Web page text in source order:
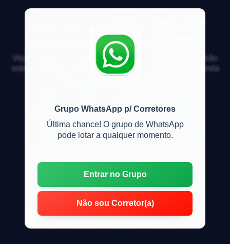
Grupo WhatsApp p/ Corretores
Última chance! O grupo de WhatsApp
pode lotar a qualquer momento.
Entrar no Grupo
Não sou Corretor(a)
contrato de aluguel?
Veja respostas de especialistas e participe da discussão
sobre mercado imobiliário, financiamento, compra, venda
e locação de imóveis